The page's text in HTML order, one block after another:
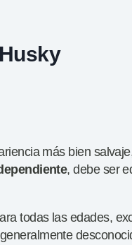
más bien
, debe ser
todas las edades,